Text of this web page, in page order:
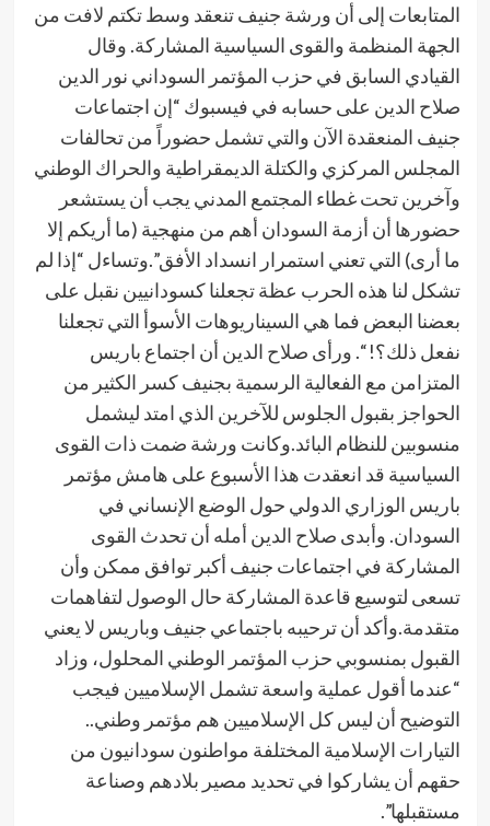
المتابعات إلى أن ورشة جنيف تنعقد وسط تكتم لافت من
الجهة المنظمة والقوى السياسية المشاركة. وقال
القيادي السابق في حزب المؤتمر السوداني نور الدين
صلاح الدين على حسابه في فيسبوك “إن ‏اجتماعات
‎جنيف المنعقدة الآن والتي تشمل حضوراً من تحالفات
المجلس المركزي والكتلة الديمقراطية والحراك الوطني
وآخرين تحت غطاء المجتمع المدني يجب أن يستشعر
حضورها أن أزمة السودان أهم من منهجية (ما أريكم إلا
ما أرى) التي تعني استمرار انسداد الأفق”.وتساءل “‏إذا لم
تشكل لنا هذه الحرب عظة تجعلنا كسودانيين نقبل على
بعضنا البعض فما هي السيناريوهات الأسوأ التي تجعلنا
نفعل ذلك؟! “. ورأى صلاح الدين أن اجتماع باريس
المتزامن مع الفعالية الرسمية بجنيف كسر الكثير من
الحواجز بقبول الجلوس للآخرين الذي امتد ليشمل
منسوبين للنظام البائد.وكانت ورشة ضمت ذات القوى
السياسية قد انعقدت هذا الأسبوع على هامش مؤتمر
باريس الوزاري الدولي حول الوضع الإنساني في
السودان. وأبدى صلاح الدين أمله أن تحدث القوى
المشاركة في اجتماعات ‏‎جنيف أكبر توافق ممكن وأن
تسعى لتوسيع قاعدة المشاركة حال الوصول لتفاهمات
متقدمة.وأكد أن ترحيبه باجتماعي جنيف وباريس لا يعني
القبول بمنسوبي حزب المؤتمر الوطني المحلول، وزاد
“عندما أقول عملية واسعة تشمل الإسلاميين فيجب
التوضيح أن ليس كل الإسلاميين هم مؤتمر وطني..
التيارات الإسلامية المختلفة مواطنون سودانيون من
حقهم أن يشاركوا في تحديد مصير بلادهم وصناعة
مستقبلها”.